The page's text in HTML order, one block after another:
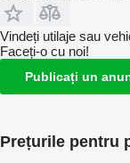
Vindeți utilaje sau
Faceți-o cu noi!
Publicați un
Prețurile pentru